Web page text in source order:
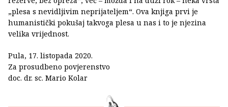
„plesa s nevidljivim neprijateljem“. Ova knjiga prvi je
humanistički pokušaj takvoga plesa u nas i to je njezina
velika vrijednost.
Pula, 17. listopada 2020.
Za prosudbeno povjerenstvo
doc. dr. sc. Mario Kolar